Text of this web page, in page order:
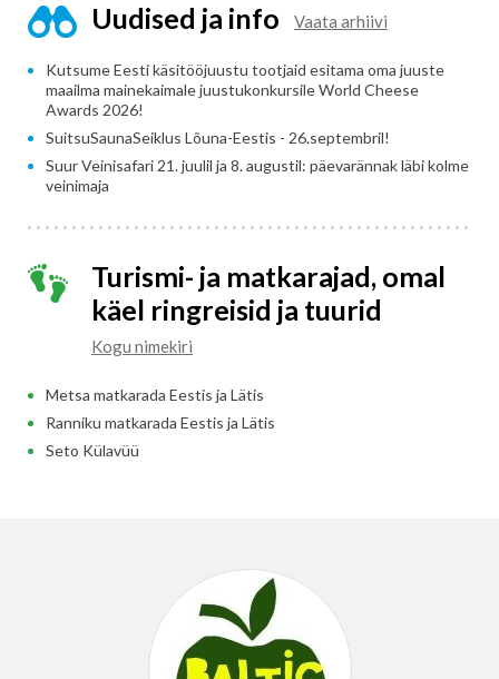
Uudised ja info Vaata arhiivi
Kutsume Eesti käsitööjuustu tootjaid esitama oma juuste
maailma mainekaimale juustukonkursile World Cheese
Awards 2026!
SuitsuSaunaSeiklus Lõuna-Eestis - 26.septembril!
Suur Veinisafari 21. juulil ja 8. augustil: päevarännak läbi kolme
veinimaja
Turismi- ja matkarajad, omal
käel ringreisid ja tuurid
Kogu nimekiri
Metsa matkarada Eestis ja Lätis
Ranniku matkarada Eestis ja Lätis
Seto Külavüü